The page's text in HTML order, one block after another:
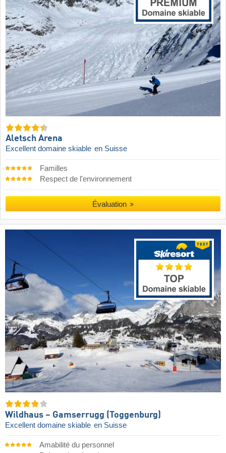
Aletsch Arena
Excellent domaine skiable en Suisse
Familles
Respect de l'environnement
Évaluation
Wildhaus – Gamserrugg (Toggenburg)
Excellent domaine skiable en Suisse
Amabilité du personnel